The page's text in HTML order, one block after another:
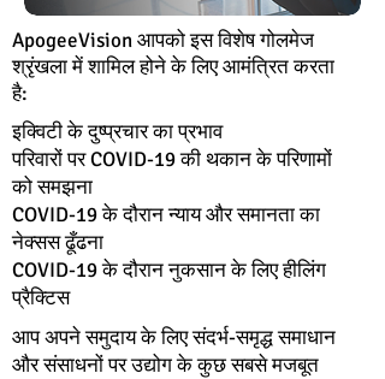
ApogeeVision आपको इस विशेष गोलमेज
श्रृंखला में शामिल होने के लिए आमंत्रित करता
है:
इक्विटी के दुष्प्रचार का प्रभाव
परिवारों पर COVID-19 की थकान के परिणामों
को समझना
COVID-19 के दौरान न्याय और समानता का
नेक्सस ढूँढना
COVID-19 के दौरान नुकसान के लिए हीलिंग
प्रैक्टिस
आप अपने समुदाय के लिए संदर्भ-समृद्ध समाधान
और संसाधनों पर उद्योग के कुछ सबसे मजबूत